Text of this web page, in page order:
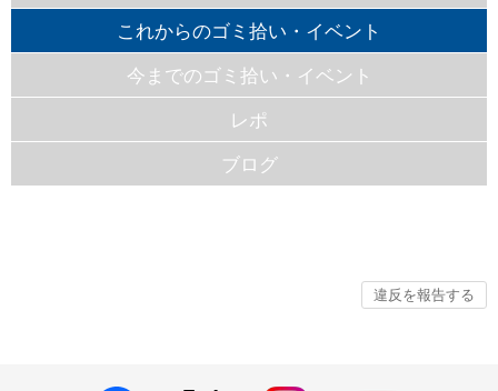
これからのゴミ拾い・イベント
今までのゴミ拾い・イベント
レポ
ブログ